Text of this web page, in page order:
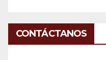
CONTÁCTANOS